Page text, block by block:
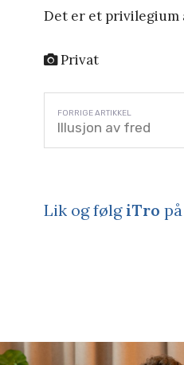
Det er et privilegium
Privat
Illusjon av fred
Lik og følgiTro på